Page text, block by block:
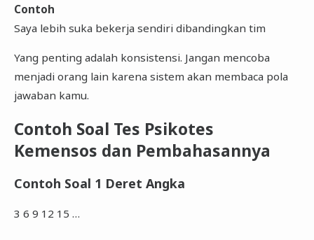
Contoh
Saya lebih suka bekerja sendiri dibandingkan tim
Yang penting adalah konsistensi. Jangan mencoba
menjadi orang lain karena sistem akan membaca pola
jawaban kamu.
Contoh Soal Tes Psikotes
Kemensos dan Pembahasannya
Contoh Soal 1 Deret Angka
3 6 9 12 15 …